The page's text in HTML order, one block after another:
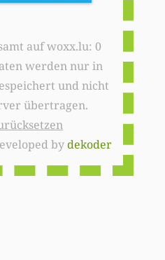
auf woxx.lu: 0
werden nur in
und nicht
übertragen.
bydekoder